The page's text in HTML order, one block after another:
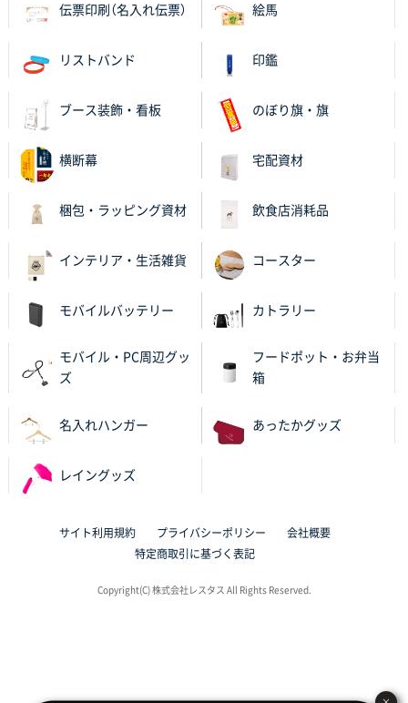
対応を頂いており助かっております。
和歌山県S社様
2025年11月05日 11:13
不織布スクエアトート(A4サイズ)
2025年10月28日 17:10
ワンポイントポリ袋 A4サイズ
1000枚
サイトが見やすい
サイト構成が解りやすかったから
ブックメモ付箋
200枚
2025年10月16日 10:30
伝票印刷（名入れ伝票） 絵馬
リストバンド 印鑑
ブース装飾・看板 のぼり旗・旗
横断幕 宅配資材
梱包・ラッピング資材 飲食店消耗品
インテリア・生活雑貨 コースター
モバイルバッテリー カトラリー
モバイル・PC周辺グッ
ズ
フードポット・お弁当
箱
名入れハンガー あったかグッズ
レイングッズ
サイト利用規約 プライバシーポリシー
会社概要
特定商取引に基づく表記
Copyright(C) 株式会社レスタス All Rights Reserved.